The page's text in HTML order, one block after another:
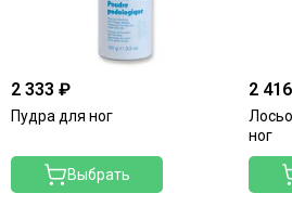
2 333 ₽
Пудра для ног
Выбрать
2
ног